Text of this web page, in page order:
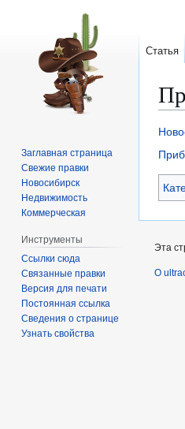
кк
Статья
Заглавная страница
Свежие правки
Новосибирск
Недвижимость
Коммерческая
Инструменты
Ссылки сюда
Связанные правки
Версия для печати
Постоянная ссылка
Сведения о странице
Узнать свойства
Эта
О